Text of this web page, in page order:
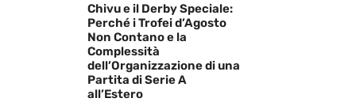
Chivu e il Derby Speciale:
Perché i Trofei d’Agosto
Non Contano e la
Complessità
dell’Organizzazione di una
Partita di Serie A
all’Estero